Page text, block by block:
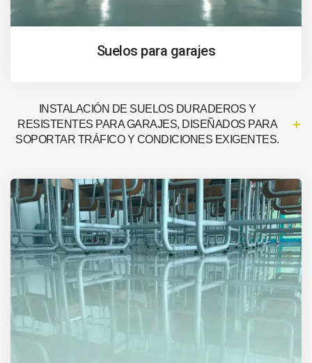
Suelos para garajes
INSTALACIÓN DE SUELOS DURADEROS Y
RESISTENTES PARA GARAJES, DISEÑADOS PARA
SOPORTAR TRÁFICO Y CONDICIONES EXIGENTES.